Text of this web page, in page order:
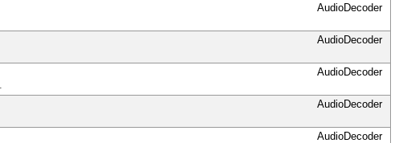
AudioDecoder
AudioDecoder
AudioDecoder
AudioDecoder
AudioDecoder